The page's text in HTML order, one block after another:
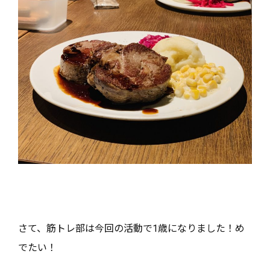
さて、筋トレ部は今回の活動で1歳になりました！め
でたい！